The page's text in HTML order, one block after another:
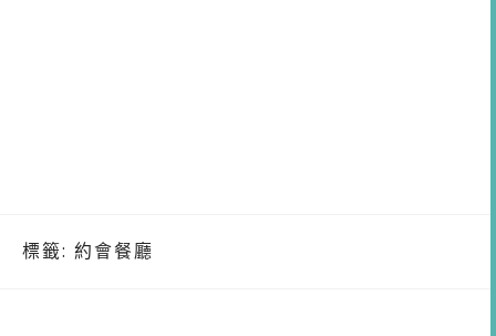
標籤: 約會餐廳